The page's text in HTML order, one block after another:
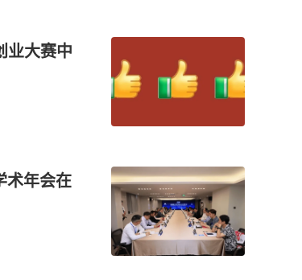
业大赛中
术年会在